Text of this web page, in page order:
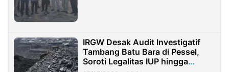
IRGW Desak Audit Investigatif
Tambang Batu Bara di Pessel,
Soroti Legalitas IUP hingga